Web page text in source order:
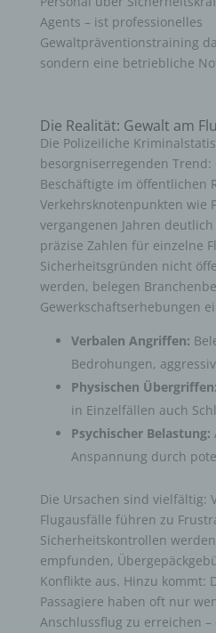
Agents – ist professionelles
Gewaltpräventionstraining
sondern eine betriebliche
Die Realität: Gewalt am
Die Polizeiliche
besorgniserregenden Trend:
Beschäftigte im öffentlichen
Verkehrsknotenpunkten wie
vergangenen Jahren
präzise Zahlen für einzelne
Sicherheitsgründen nicht
werden, belegen
Gewerkschaftserhebungen
Verbalen Angriffen:
Bedrohungen,
Physischen Übergriffen:
in Einzelfällen auch
Psychischer Belastung:
Anspannung durch
Die Ursachen sind vielfältig:
Flugausfälle führen zu
Sicherheitskontrollen
empfunden,
Konflikte aus. Hinzu kommt:
Passagiere haben oft nur
Anschlussflug zu erreichen